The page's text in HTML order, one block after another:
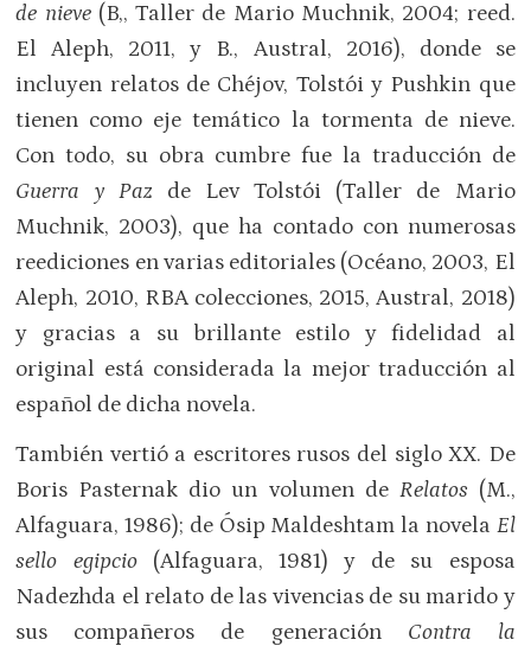
de nieve(B,, Taller de Mario Muchnik, 2004; reed.
El Aleph, 2011, y B., Austral, 2016), donde se
incluyen relatos de Chéjov, Tolstói y Pushkin que
tienen como eje temático la tormenta de nieve.
Con todo, su obra cumbre fue la traducción de
Guerra y Paz de Lev Tolstói (Taller de Mario
Muchnik, 2003), que ha contado con numerosas
reediciones en varias editoriales (Océano, 2003, El
Aleph, 2010, RBA colecciones, 2015, Austral, 2018)
y gracias a su brillante estilo y fidelidad al
original está considerada la mejor traducción al
español de dicha novela.
También vertió a escritores rusos del siglo XX. De
Boris Pasternak dio un volumen de Relatos (M.,
Alfaguara, 1986); de Ósip Maldeshtam la novela El
sello egipcio(Alfaguara, 1981) y de su esposa
Nadezhda el relato de las vivencias de su marido y
sus compañeros de generación Contra la